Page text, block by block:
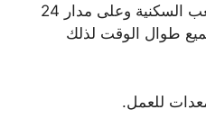
نتواجد في كافة نواحي الشعب السكنية وعلى مدار 24
طوال الوقت لذلك
للعمل.